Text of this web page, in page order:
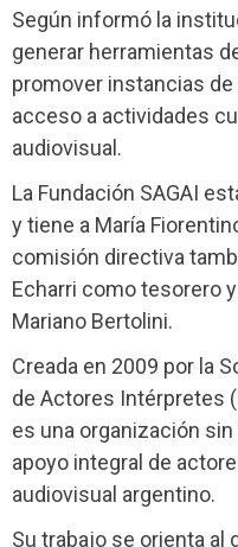
Según informó la
generar herramientas
promover instancias de
acceso a actividades
audiovisual.
La Fundación SAGAI
y tiene a María
comisión directiva
Echarri como tesorero
Mariano Bertolini.
Creada en 2009 por la
de Actores Intérpretes
es una organización
apoyo integral de
audiovisual argentino.
Su trabajo se orienta al